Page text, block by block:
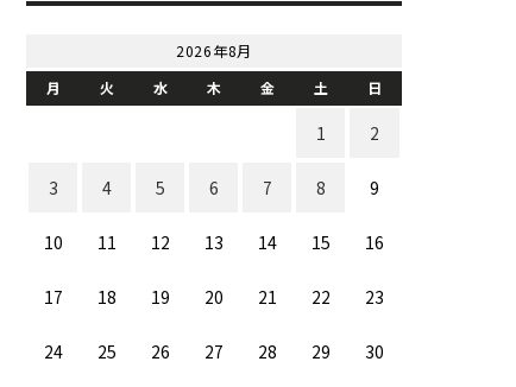
2026年8月
月
火 水 木 金 土 日
1 2
3 4 5 6 7 8 9
10 11 12 13 14 15 16
17 18 19 20 21 22 23
24 25 26 27 28 29 30